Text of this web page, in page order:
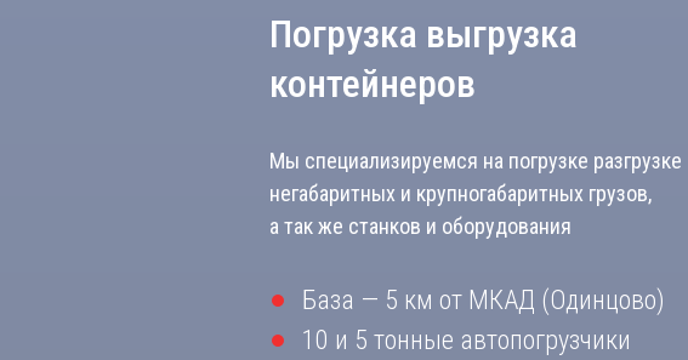
Погрузка выгрузка
контейнеров
База — 5 км от МКАД (Одинцово)
10 и 5 тонные автопогрузчики
Мы специализируемся на погрузке разгрузке
негабаритных и крупногабаритных грузов,
а так же станков и оборудования